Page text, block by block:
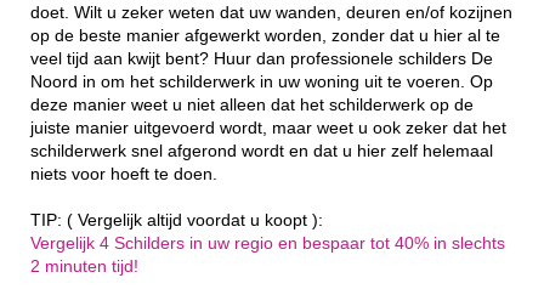
doet. Wilt u zeker weten dat uw wanden, deuren en/of kozijnen
op de beste manier afgewerkt worden, zonder dat u hier al te
veel tijd aan kwijt bent? Huur dan professionele schilders De
Noord in om het schilderwerk in uw woning uit te voeren. Op
deze manier weet u niet alleen dat het schilderwerk op de
juiste manier uitgevoerd wordt, maar weet u ook zeker dat het
schilderwerk snel afgerond wordt en dat u hier zelf helemaal
niets voor hoeft te doen.
TIP: ( Vergelijk altijd voordat u koopt ):
Vergelijk 4 Schilders in uw regio en bespaar tot 40% in slechts
2 minuten tijd!